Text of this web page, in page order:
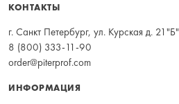
КОНТАКТЫ
г. Санкт Петербург, ул. Курская д. 21"Б"
8 (800) 333-11-90
order@piterprof.com
ИНФОРМАЦИЯ